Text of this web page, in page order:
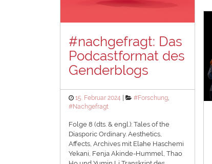
#nachgefragt: Das
Podcastformat des
Genderblogs
Posted
on
15. Februar 2024 Categories
#Forschung
#Nachgefragt
Folge 8 (dts. & engl.): Tales of the
Diasporic Ordinary. Aesthetics,
Affects, Archives mit Elahe Haschemi
Yekani, Fenja Akinde-Hummel, Thao